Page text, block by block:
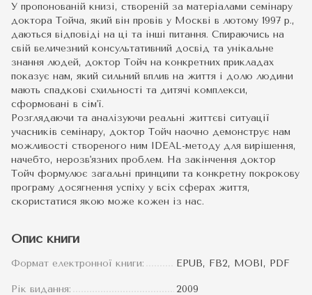
У пропонованій книзі, створеній за матеріалами семінару
доктора Тойча, який він провів у Москві в лютому 1997 р.,
даються відповіді на ці та інші питання. Спираючись на
свій величезний консультативний досвід та унікальне
знання людей, доктор Тойч на конкретних прикладах
показує нам, який сильний вплив на життя і долю людини
мають спадкові схильності та дитячі комплекси,
сформовані в сім'ї.
Розглядаючи та аналізуючи реальні життєві ситуації
учасників семінару, доктор Тойч наочно демонструє нам
можливості створеного ним IDEAL-методу для вирішення,
начебто, нерозв'язних проблем. На закінчення доктор
Тойч формулює загальні принципи та конкретну покрокову
програму досягнення успіху у всіх сферах життя,
скористатися якою може кожен із нас.
Опис книги
Формат електронної книги: EPUB, FB2, MOBI, PDF
Рік видання: 2009